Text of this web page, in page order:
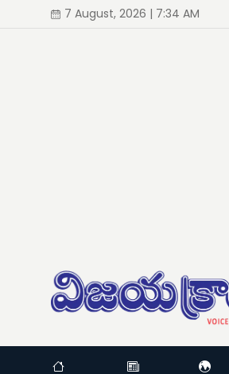
7 August, 2026 | 7:34 AM